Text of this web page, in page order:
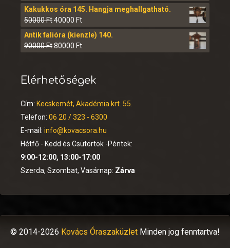
Kakukkos óra 145. Hangja meghallgatható.
50000Ft40000 Ft
Antik falióra (kienzle) 140.
90000Ft80000 Ft
Elérhetőségek
Cím: Kecskemét, Akadémia krt. 55.
Telefon: 06 20 / 323 - 6300
E-mail: info@kovacsora.hu
Hétfő - Kedd és Csütörtök -Péntek:
9:00-12:00, 13:00-17:00
Szerda, Szombat, Vasárnap: Zárva
© 2014-2026 Kovács Óraszaküzlet Minden jog fenntartva!